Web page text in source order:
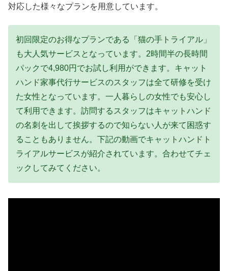
対応した様々なプランを用意しています。
初回限定のお得なプランである「猫の手トライアル」
も大人気サービスとなっています。2時間半の長時間
パックで4,980円でお試し利用ができます。キャット
ハンド家事代行サービスのスタッフは全て研修を受け
た女性となっています。一人暮らしの女性でも安心し
て利用できます。訪問するスタッフはキャットハンド
の名刺を出して挨拶するので知らない人が来て困惑す
ることもありません。下記の動画でキャットハンドト
ライアルサービスが紹介されています。合わせてチェ
ックしてみてください。